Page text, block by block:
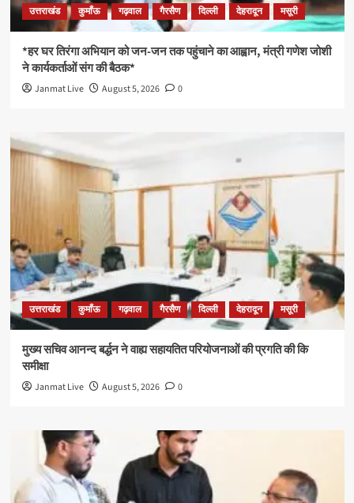
उत्तराखंड कुमाँऊ गढ़वाल गैरसैण दिल्ली देहरादून मसूरी
*हर घर तिरंगा अभियान को जन-जन तक पहुंचाने का आह्वान, मंत्री गणेश जोशी
ने कार्यकर्ताओं संग की बैठक*
Janmat Live August 5, 2026 0
उत्तराखंड कुमाँऊ गढ़वाल गैरसैण दिल्ली देहरादून मसूरी
मुख्य सचिव आनन्द बर्द्धन ने वाह्य सहायतित परियोजनाओं की प्रगति की कि
समीक्षा
Janmat Live August 5, 2026 0